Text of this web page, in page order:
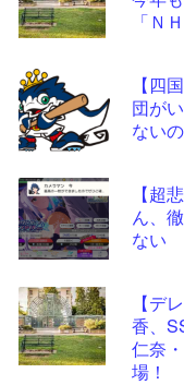
「Ｎ
【四
団が
ない
【超
ん、
ない
【デ
香、
仁奈
場！
ル